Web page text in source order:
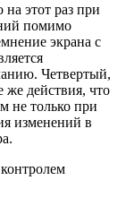
на этот раз при
помимо
экрана с
Четвертый,
действия, что
не только при
изменений в